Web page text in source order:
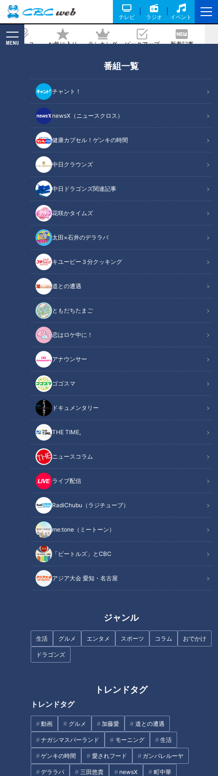
テレビ ラジオ イベント
ニュース お気に入り ランキング ピックアップ 新着記事
MENU
番組一覧
チャント！
newsX（ニュースクロス）
健康カプセル！ゲンキの時間
中日クラウンズ
中日ドラゴンズ関連記事
花咲かタイムズ
太田×石井のデララバ
キユーピー３分クッキング
道との遭遇
ともだちたまご
恋はロケ中に！
アナウンサー
ゴゴスマ
ドキュメンタリー
THE TIME,
ニュースコラム
ライブ配信
RadiChubu（ラジチューブ）
me:tone（ミートーン）
「ビートルズ」とCBC
アジア大会 愛知・名古屋
ジャンル
生活 グルメ エンタメ スポーツ コラム おでかけ
ドラゴンズ
トレンドタグ
トレンドタグ
動画 グルメ 加藤愛 道との遭遇
ナガシマスパーランド モーニング 生活
ゲンキの時間 愛されフード ガンバレルーヤ
デララバ 三田悠貴 newsX 町中華
ンギャルディの魅力
2026/06/04 06:05
RadiChubu（ラジチューブ）
ドラ魂キング
6月2日放送のＣＢＣラジオ『ドラ魂キング』では、パーソナ
リティの三浦優奈がダンスグループ・アバンギャルディを紹介
しました。5月29日に愛知県のNiterra日本特殊陶業市民会館ビ
レッジホールで行なわれた『Avantgardey Tour 2026』に行っ
てきたばかりの三浦、興奮気味に語ります。
関連リンク
アバンギャルディとは？
どんなツアー？
あらゆる世代に
ドラゴンズとコラボ
バンテリンドームへ行こう
オススメ関連コンテンツ
アバンギャルディとは？
三浦「アバンギャルディとは、謎の制服おかっぱ集団とメンバ
ーが紹介しています」
メンバーは16名。全員が黒髪、おかっぱ、セーラー服でダンス
をする集団。これをプロデュースしているのが振付師のakane
akaneさんは、大阪府立登美丘高校ダンス部の高校生ダンサー
たちが、荻野目洋子さんの「ダンシング・ヒーロー」に合わせ
て踊るバブリーダンスの振り付けをした人です。
ちなみにＣＢＣテレビでお馴染みの『キユーピー3分クッキン
グ』の振り付けもakaneさんが担当。
三浦「野球ファンは、2026WBCの応援ソングとして稲葉浩志
さんがカバーした『タッチ』とのコラボダンスが記憶に新しい
かもしれません」
どんなツアー？